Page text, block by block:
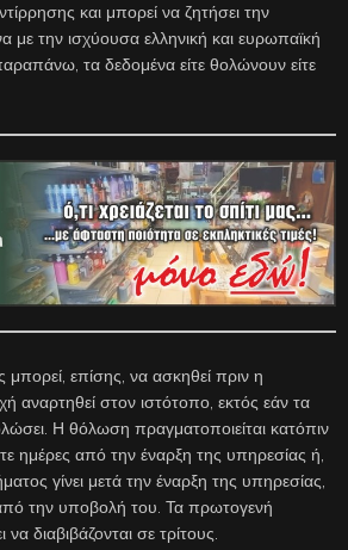
και μπορεί να ζητήσει την
την ισχύουσα ελληνική και ευρωπαϊκή
τα δεδομένα είτε θολώνουν είτε
μπορεί, επίσης, να ασκηθεί πριν η
αναρτηθεί στον ιστότοπο, εκτός εάν τα
Η θόλωση πραγματοποιείται κατόπιν
ημέρες από την έναρξη της υπηρεσίας ή,
γίνει μετά την έναρξη της υπηρεσίας,
την υποβολή του. Τα πρωτογενή
διαβιβάζονται σε τρίτους.